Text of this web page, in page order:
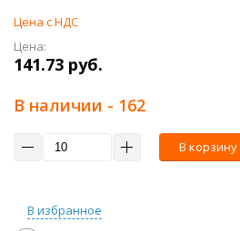
Цена с НДС
Цена:
141.73 руб.
В наличии - 162
В корзину
В избранное